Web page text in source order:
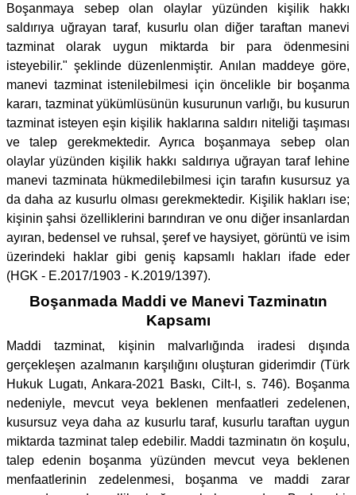
Boşanmaya sebep olan olaylar yüzünden kişilik hakkı
saldırıya uğrayan taraf, kusurlu olan diğer taraftan manevi
tazminat olarak uygun miktarda bir para ödenmesini
isteyebilir." şeklinde düzenlenmiştir. Anılan maddeye göre,
manevi tazminat istenilebilmesi için öncelikle bir boşanma
kararı, tazminat yükümlüsünün kusurunun varlığı, bu kusurun
tazminat isteyen eşin kişilik haklarına saldırı niteliği taşıması
ve talep gerekmektedir. Ayrıca boşanmaya sebep olan
olaylar yüzünden kişilik hakkı saldırıya uğrayan taraf lehine
manevi tazminata hükmedilebilmesi için tarafın kusursuz ya
da daha az kusurlu olması gerekmektedir. Kişilik hakları ise;
kişinin şahsi özelliklerini barındıran ve onu diğer insanlardan
ayıran, bedensel ve ruhsal, şeref ve haysiyet, görüntü ve isim
üzerindeki haklar gibi geniş kapsamlı hakları ifade eder
(HGK - E.2017/1903 - K.2019/1397).
Boşanmada Maddi ve Manevi Tazminatın
Kapsamı
Maddi tazminat, kişinin malvarlığında iradesi dışında
gerçekleşen azalmanın karşılığını oluşturan giderimdir (Türk
Hukuk Lugatı, Ankara-2021 Baskı, Cilt-I, s. 746). Boşanma
nedeniyle, mevcut veya beklenen menfaatleri zedelenen,
kusursuz veya daha az kusurlu taraf, kusurlu taraftan uygun
miktarda tazminat talep edebilir. Maddi tazminatın ön koşulu,
talep edenin boşanma yüzünden mevcut veya beklenen
menfaatlerinin zedelenmesi, boşanma ve maddi zarar